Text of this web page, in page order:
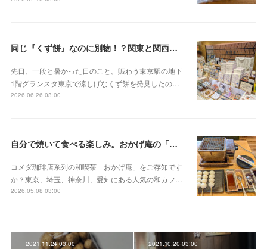
同じ『くず餅』なのに別物！？関東と関西の意外な違い
先日、一段と暑かった日のこと。賑わう東京駅の地下
1階グランスタ東京で涼しげなくず餅を発見したの…
2026.06.26 03:00
自分で焼いて食べる楽しみ。おかげ庵の「だんご三昧」
コメダ珈琲店系列の和喫茶「おかげ庵」をご存知です
か？東京、埼玉、神奈川、愛知にある人気の和カフ…
2026.05.08 03:00
2021.11.24 03:00 2021.10.20 03:00